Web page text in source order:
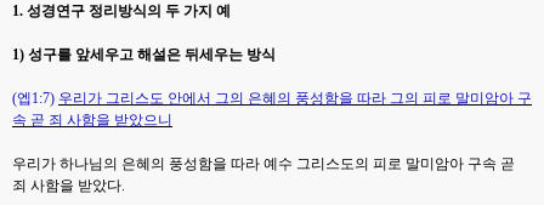
1. 성경연구 정리방식의 두 가지 예
1) 성구를 앞세우고 해설은 뒤세우는 방식
(엡1:7) 우리가 그리스도 안에서 그의 은혜의 풍성함을 따라 그의 피로 말미암아 구
속 곧 죄 사함을 받았으니
우리가 하나님의 은혜의 풍성함을 따라 예수 그리스도의 피로 말미암아 구속 곧
죄 사함을 받았다.